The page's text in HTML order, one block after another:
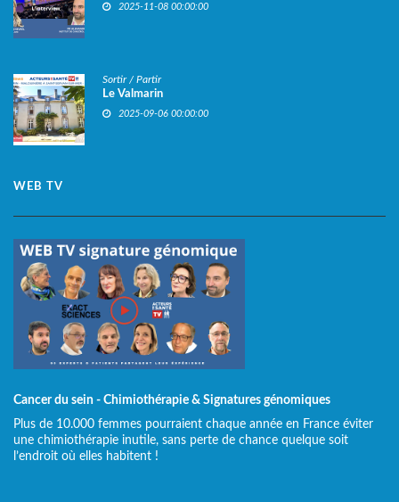
2025-11-08 00:00:00
Sortir / Partir
Le Valmarin
2025-09-06 00:00:00
WEB TV
Cancer du sein - Chimiothérapie & Signatures génomiques
Plus de 10.000 femmes pourraient chaque année en France éviter
une chimiothérapie inutile, sans perte de chance quelque soit
l’endroit où elles habitent !